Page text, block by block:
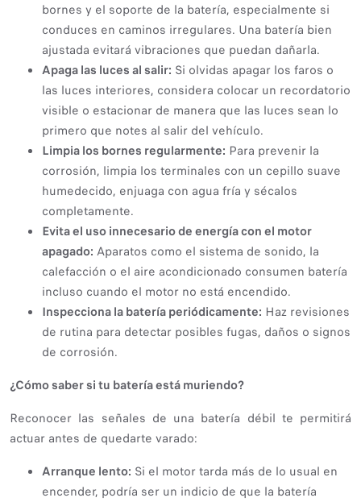
bornes y el soporte de la batería, especialmente si
conduces en caminos irregulares. Una batería bien
ajustada evitará vibraciones que puedan dañarla.
Apaga las luces al salir: Si olvidas apagar los faros o
las luces interiores, considera colocar un recordatorio
visible o estacionar de manera que las luces sean lo
primero que notes al salir del vehículo.
Limpia los bornes regularmente: Para prevenir la
corrosión, limpia los terminales con un cepillo suave
humedecido, enjuaga con agua fría y sécalos
completamente.
Evita el uso innecesario de energía con el motor
apagado: Aparatos como el sistema de sonido, la
calefacción o el aire acondicionado consumen batería
incluso cuando el motor no está encendido.
Inspecciona la batería periódicamente: Haz revisiones
de rutina para detectar posibles fugas, daños o signos
de corrosión.
¿Cómo saber si tu batería está muriendo?
Reconocer las señales de una batería débil te permitirá
actuar antes de quedarte varado:
Arranque lento: Si el motor tarda más de lo usual en
encender, podría ser un indicio de que la batería